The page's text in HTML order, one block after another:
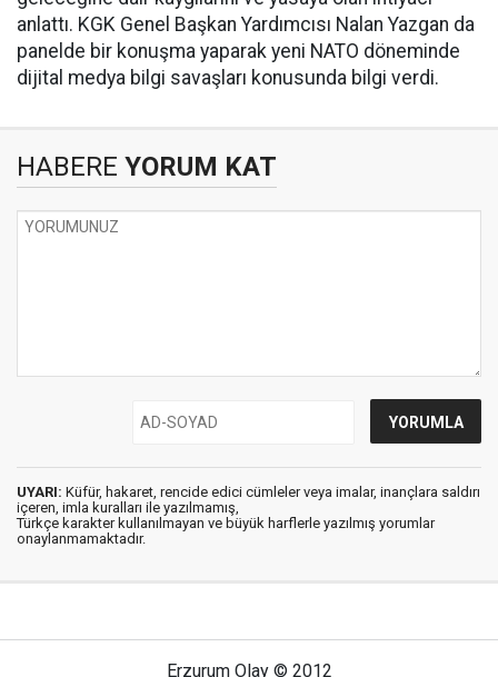
anlattı. KGK Genel Başkan Yardımcısı Nalan Yazgan da
panelde bir konuşma yaparak yeni NATO döneminde
dijital medya bilgi savaşları konusunda bilgi verdi.
HABERE YORUM KAT
UYARI: Küfür, hakaret, rencide edici cümleler veya imalar, inançlara saldırı
içeren, imla kuralları ile yazılmamış,
Türkçe karakter kullanılmayan ve büyük harflerle yazılmış yorumlar
onaylanmamaktadır.
Erzurum Olay © 2012